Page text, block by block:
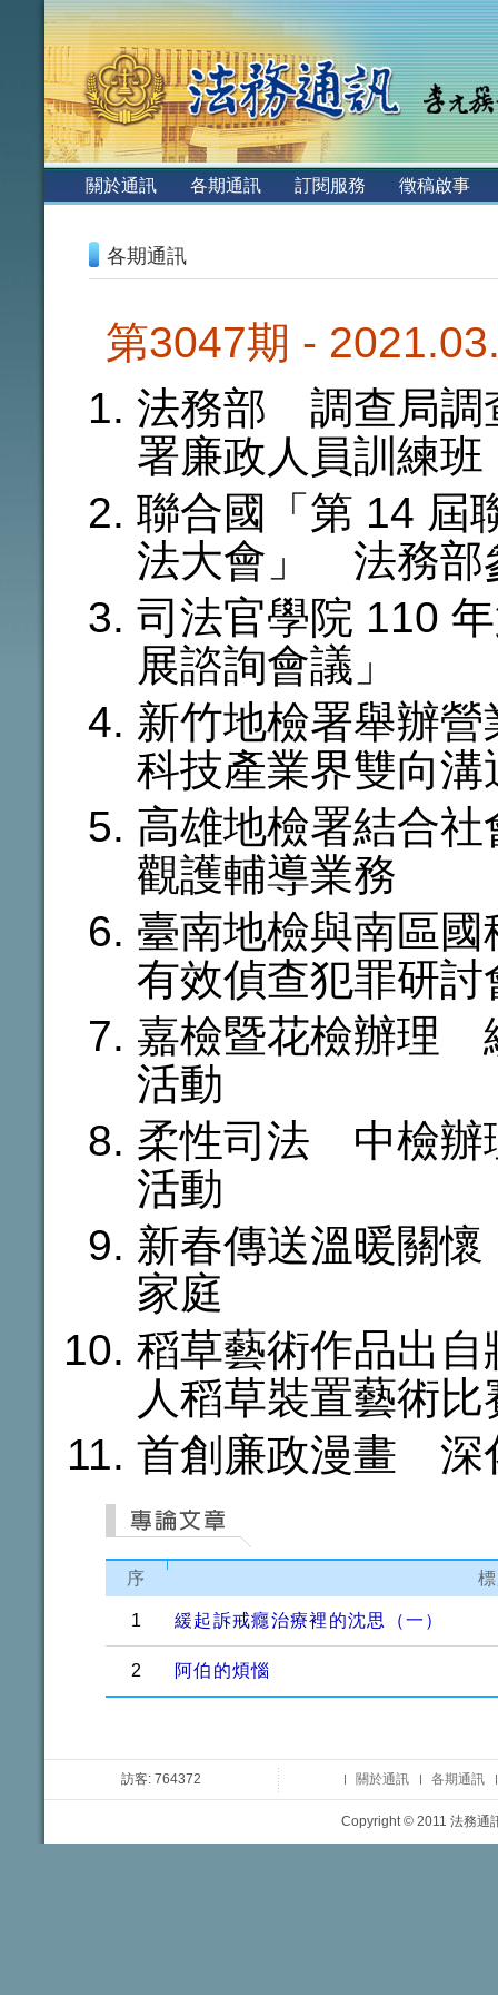
關於通訊 各期通訊 訂閱服務
徵稿啟事
各期通訊
第3047期 -
法務部 調查局調
署廉政人員訓練
聯合國「第 14 屆
法大會」 法務部
司法官學院 110
展諮詢會議」
新竹地檢署舉辦
科技產業界雙向溝
高雄地檢署結合
觀護輔導業務
臺南地檢與南區
有效偵查犯罪研討
嘉檢暨花檢辦理
活動
柔性司法 中檢辦
活動
新春傳送溫暖關
家庭
稻草藝術作品出
人稻草裝置藝術比
首創廉政漫畫 深
序
1 緩起訴戒癮治療裡的沈思（一）
2 阿伯的煩惱
訪客: 764372 關於通訊 各期通訊
Copyright © 2011 法務